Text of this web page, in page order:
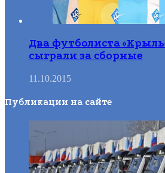
Два футболиста
сыграли за сборные
11.10.2015
Публикации на сайте